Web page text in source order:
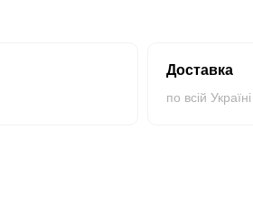
Доставка
по всій Україні